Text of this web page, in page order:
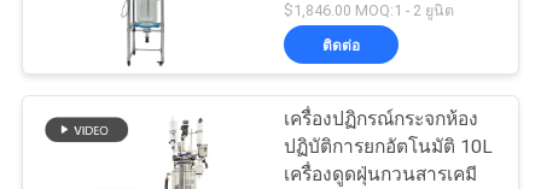
$1,846.00 MOQ:1 - 2 ยูนิต
ติดต่อ
เครื่องปฏิกรณ์กระจกห้อง
ปฏิบัติการยกอัตโนมัติ 10L
เครื่องดูดฝุ่นกวนสารเคมี